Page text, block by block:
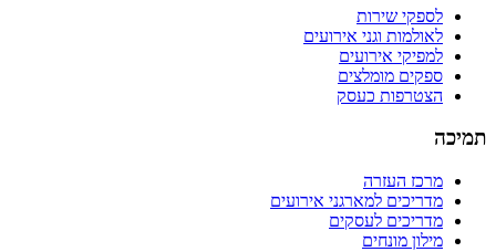
לספקי שירות
לאולמות וגני אירועים
למפיקי אירועים
ספקים מומלצים
הצטרפות כעסק
תמיכה
מרכז העזרה
מדריכים למארגני אירועים
מדריכים לעסקים
מילון מונחים